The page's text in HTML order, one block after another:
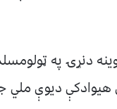
دنړۍ په
هيوادکې ديوې